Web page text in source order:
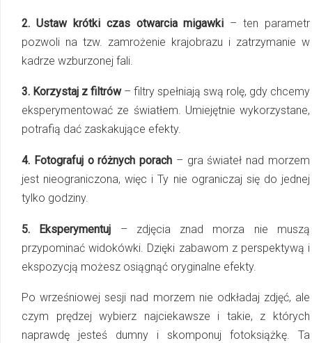
2. Ustaw krótki czas otwarcia migawki – ten parametr
pozwoli na tzw. zamrożenie krajobrazu i zatrzymanie w
kadrze wzburzonej fali.
3. Korzystaj z filtrów– filtry spełniają swą rolę, gdy chcemy
eksperymentować ze świat­łem. Umiejętnie wykorzystane,
potrafią dać zaskakujące efekty.
4. Fotografuj o różnych porach – gra świateł nad morzem
jest nieograniczona, więc i Ty nie ograniczaj się do jednej
tylko godziny.
5. Eksperymentuj – zdjęcia znad morza nie muszą
przypominać widokówki. Dzięki zabawom z perspektywą i
ekspozycją możesz osiągnąć oryginalne efekty.
Po wrześniowej sesji nad morzem nie odkładaj zdjęć, ale
czym prędzej wybierz naj­cie­kaw­sze i takie, z których
naprawdę jesteś dumny i skomponuj fotoksiążkę. Ta